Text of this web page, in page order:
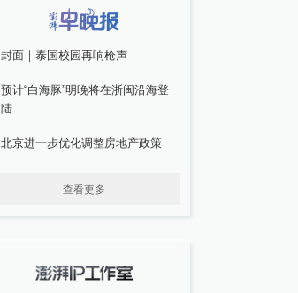
封面｜泰国校园再响枪声
预计“白海豚”明晚将在浙闽沿海登
陆
北京进一步优化调整房地产政策
查看更多